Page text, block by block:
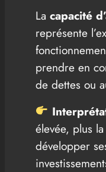
La capacité
représente
prendre en
de dettes ou
élevée, plus
développer